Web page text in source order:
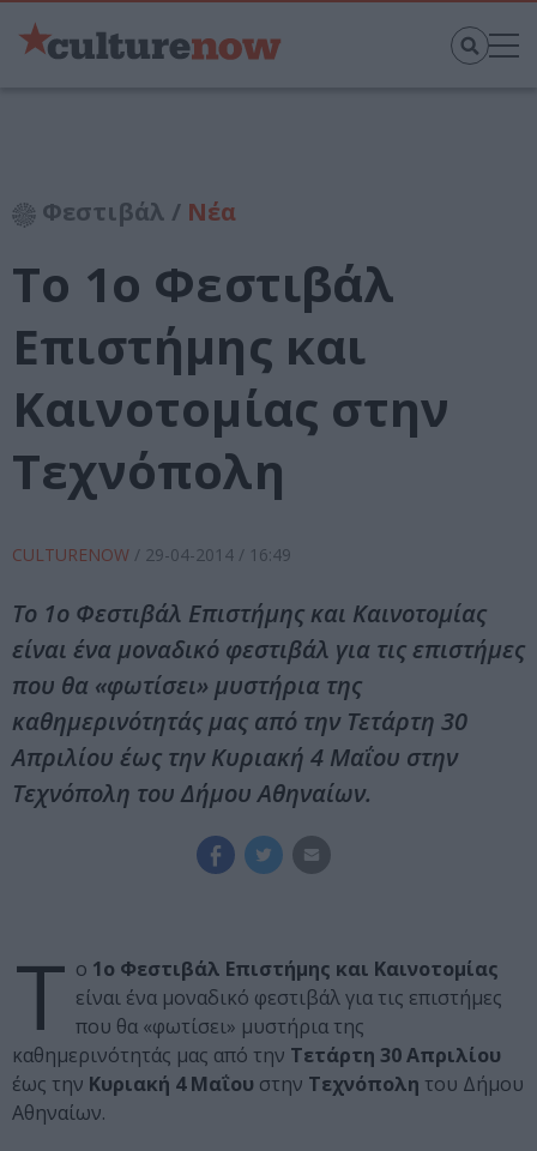
Φεστιβάλ / Νέα
To 1ο Φεστιβάλ
Επιστήμης και
Καινοτομίας στην
Τεχνόπολη
CULTURENOW / 29-04-2014 / 16:49
To 1ο Φεστιβάλ Επιστήμης και Καινοτομίας
είναι ένα μοναδικό φεστιβάλ για τις επιστήμες
που θα «φωτίσει» μυστήρια της
καθημερινότητάς μας από την Τετάρτη 30
Απριλίου έως την Κυριακή 4 Μαΐου στην
Τεχνόπολη του Δήμου Αθηναίων.
T o 1ο Φεστιβάλ Επιστήμης και Καινοτομίας
είναι ένα μοναδικό φεστιβάλ για τις επιστήμες
που θα «φωτίσει» μυστήρια της
καθημερινότητάς μας από την Τετάρτη 30 Απριλίου
έως την Κυριακή 4 Μαΐου στην Τεχνόπολη του Δήμου
Αθηναίων.